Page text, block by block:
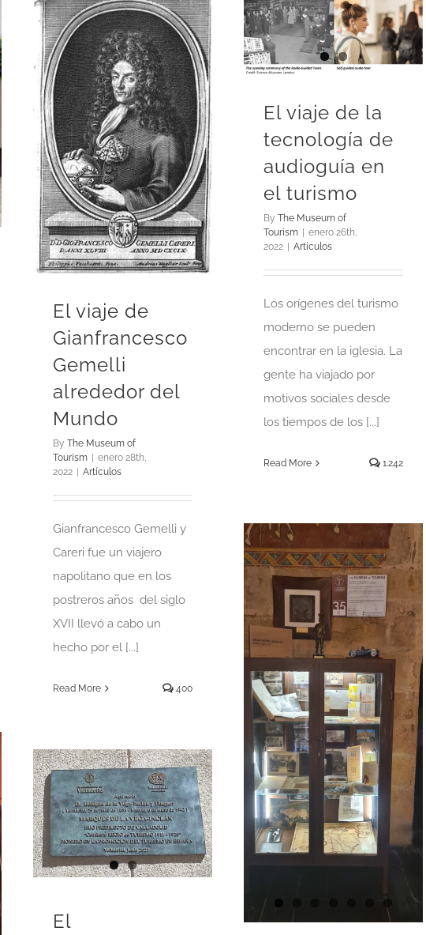
El viaje de
Gianfrancesco Gemelli
alrededor del Mundo
El viaje de
Gianfrancesco
Gemelli
alrededor del
Mundo
By The Museum of
Tourism
enero 28th,
2022
Artículos
Gianfrancesco Gemelli y
Careri fue un viajero
napolitano que en los
postreros años del siglo
XVII llevó a cabo un
hecho por el [...]
Read More 400
El viaje de la
tecnología de
audioguía en el
El viaje de la
tecnología de
audioguía en
el turismo
By The Museum of
Tourism | enero 26th,
2022 | Artículos
Los orígenes del turismo
moderno se pueden
encontrar en la iglesia. La
gente ha viajado por
motivos sociales desde
los tiempos de los [...]
Read More 1.242
La Posada Real
Castillo del Buen
Amor inaugura la
Sala 35 del Museo del
Turismo
El Ayuntamiento de
placa en el lugar de
nacimiento de D.
Benigno de la Vega-
Inclán
El